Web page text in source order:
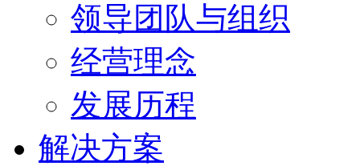
领导团队与组织
经营理念
发展历程
解决方案